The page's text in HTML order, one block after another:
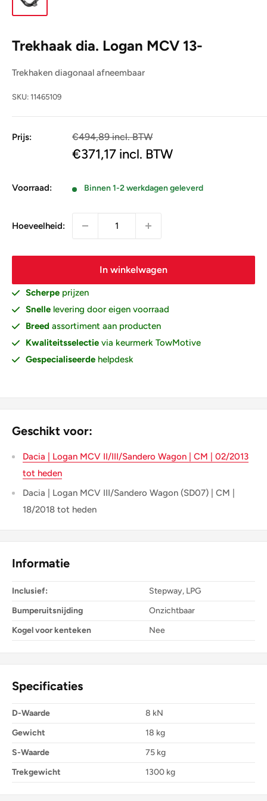
Trekhaak dia. Logan MCV 13-
Trekhaken diagonaal afneembaar
SKU: 11465109
Prijs: €494,89 incl. BTW
€371,17 incl. BTW
Voorraad: Binnen 1-2 werkdagen geleverd
Hoeveelheid:
In winkelwagen
Scherpe prijzen
Snelle levering door eigen voorraad
Breed assortiment aan producten
Kwaliteitsselectievia keurmerk TowMotive
Gespecialiseerde helpdesk
Geschikt voor:
Dacia | Logan MCV II/III/Sandero Wagon | CM | 02/2013
tot heden
Dacia | Logan MCV III/Sandero Wagon (SD07) | CM |
18/2018 tot heden
Informatie
Inclusief:
Stepway, LPG
Bumperuitsnijding
Onzichtbaar
Kogel voor kenteken
Nee
Specificaties
D-Waarde
8 kN
Gewicht
18 kg
S-Waarde
75 kg
Trekgewicht
1300 kg